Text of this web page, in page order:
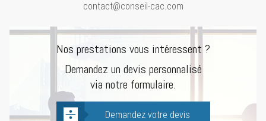
contact@conseil-cac.com
Nos prestations vous intéressent ?
Demandez un devis personnalisé
via notre formulaire.
Demandez votre devis